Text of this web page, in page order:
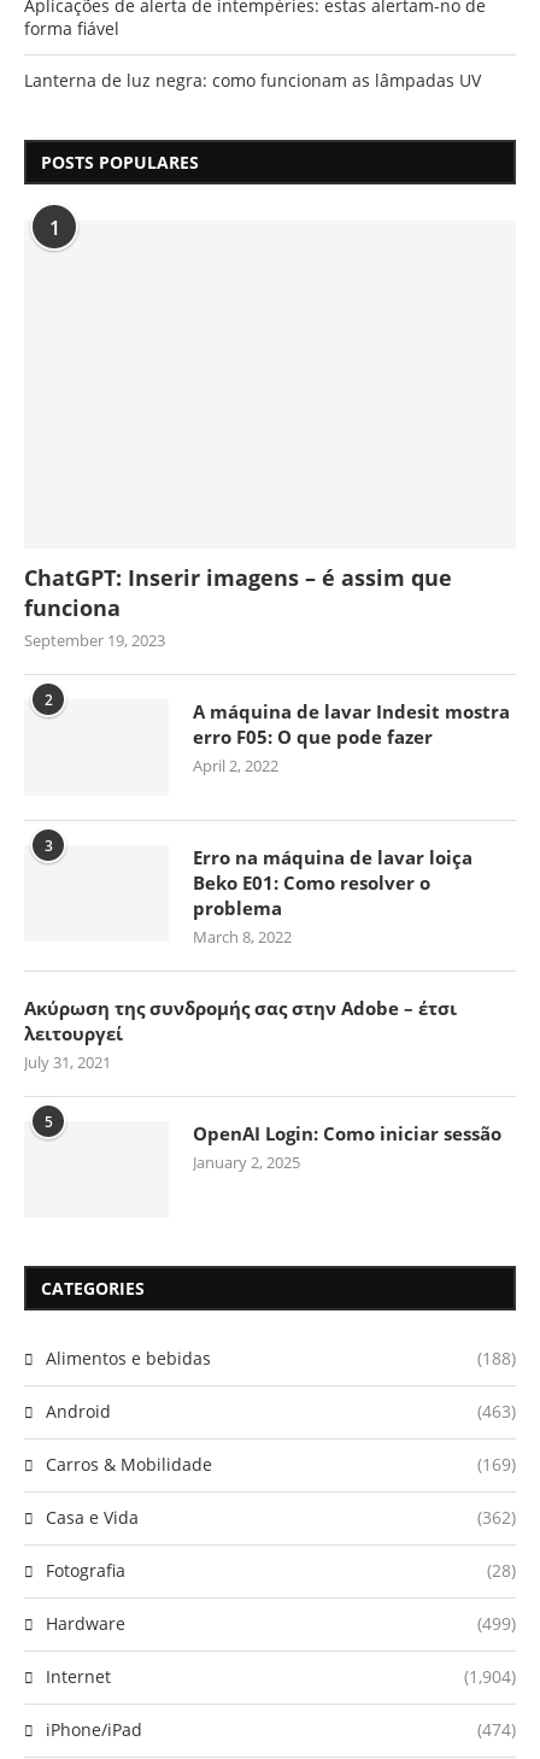
Aplicações de alerta de intempéries: estas alertam-no de
forma fiável
Lanterna de luz negra: como funcionam as lâmpadas UV
POSTS POPULARES
1
ChatGPT: Inserir imagens – é assim que
funciona
September 19, 2023
2
A máquina de lavar Indesit mostra
erro F05: O que pode fazer
April 2, 2022
3
Erro na máquina de lavar loiça
Beko E01: Como resolver o
problema
March 8, 2022
Ακύρωση της συνδρομής σας στην Adobe – έτσι
λειτουργεί
July 31, 2021
5 OpenAI Login: Como iniciar sessão
January 2, 2025
CATEGORIES
Alimentos e bebidas (188)
Android (463)
Carros & Mobilidade (169)
Casa e Vida (362)
Fotografia (28)
Hardware (499)
Internet (1,904)
iPhone/iPad (474)